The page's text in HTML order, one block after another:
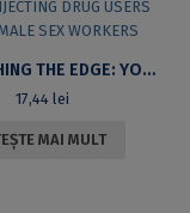
RESEARCHING THE EDGE: YOUNG INJECTING DRUG USERS AND FEMALE SEX WORKERS
17,44lei
MAI MULT